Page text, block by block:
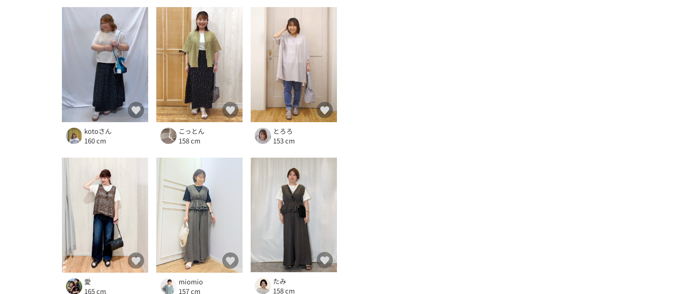
kotoさん
160 cm
こっとん
158 cm
とろろ
153 cm
愛
165 cm
miomio
157 cm
たみ
158 cm